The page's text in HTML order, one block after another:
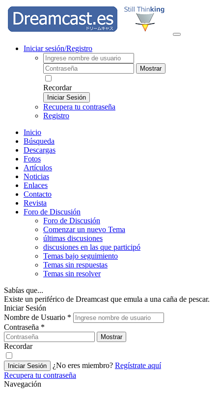
Iniciar sesión/Registro
Mostrar
Recordar
Iniciar Sesión
Recupera tu contraseña
Registro
Inicio
Búsqueda
Descargas
Fotos
Artículos
Noticias
Enlaces
Contacto
Revista
Foro de Discusión
Foro de Discusión
Comenzar un nuevo Tema
últimas discusiones
discusiones en las que participó
Temas bajo seguimiento
Temas sin respuestas
Temas sin resolver
Sabías que...
Existe un periférico de Dreamcast que emula a una caña de pescar.
Iniciar Sesión
Nombre de Usuario *
Contraseña *
Mostrar
Recordar
Iniciar Sesión ¿No eres miembro? Regístrate aquí
Recupera tu contraseña
Navegación